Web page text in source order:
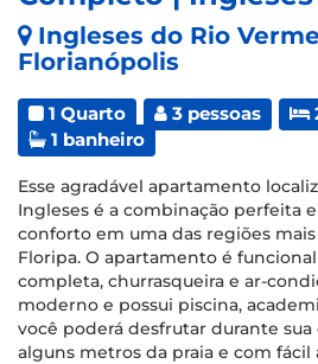
Ingleses do Rio
Florianópolis
1 Quarto 3 pessoas
1 banheiro
Esse agradável apartamento
Ingleses é a combinação perfeita
conforto em uma das regiões
Floripa. O apartamento é
completa, churrasqueira e ar-
moderno e possui piscina,
você poderá desfrutar durante sua
alguns metros da praia e com fácil